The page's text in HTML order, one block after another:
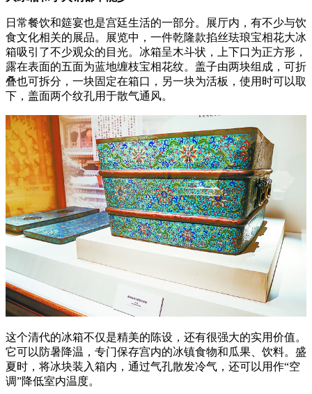
日常餐饮和筵宴也是宫廷生活的一部分。展厅内，有不少与饮
食文化相关的展品。展览中，一件乾隆款掐丝珐琅宝相花大冰
箱吸引了不少观众的目光。冰箱呈木斗状，上下口为正方形，
露在表面的五面为蓝地缠枝宝相花纹。盖子由两块组成，可折
叠也可拆分，一块固定在箱口，另一块为活板，使用时可以取
下，盖面两个纹孔用于散气通风。
这个清代的冰箱不仅是精美的陈设，还有很强大的实用价值。
它可以防暑降温，专门保存宫内的冰镇食物和瓜果、饮料。盛
夏时，将冰块装入箱内，通过气孔散发冷气，还可以用作“空
调”降低室内温度。